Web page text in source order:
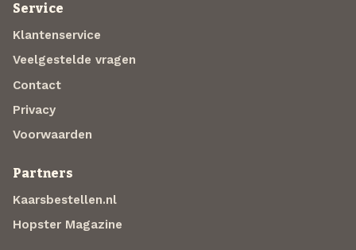
Service
Klantenservice
Veelgestelde vragen
Contact
Privacy
Voorwaarden
Partners
Kaarsbestellen.nl
Hopster Magazine